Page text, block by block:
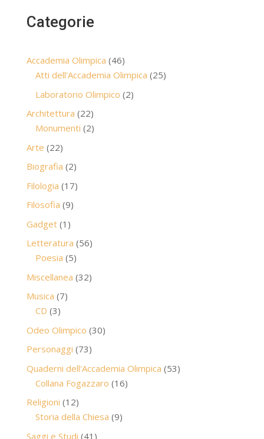
Categorie
Accademia Olimpica 4646
prodotti
Atti dell'Accademia Olimpica 2525
Laboratorio Olimpico 22
Architettura 2222
prodotti
Monumenti 22
Arte 2222
prodotti
Biografia 22
prodotti
Filologia 1717
Filosofia 99
Gadget 1 1
prodotto
Letteratura 5656
Poesia 55
prodotti
Miscellanea 3232
Musica 77
CD 33
prodotti
Odeo Olimpico 3030
Personaggi 7373
prodotti
Quaderni dell'Accademia Olimpica 5353
Collana Fogazzaro 1616
Religioni 1212
prodotti
Storia della Chiesa 99
Saggi e Studi 41 41